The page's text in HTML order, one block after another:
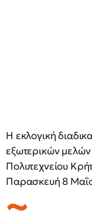
Η εκλογική
εξωτερικών μελών
Πολυτεχνείου
Παρασκευή 8